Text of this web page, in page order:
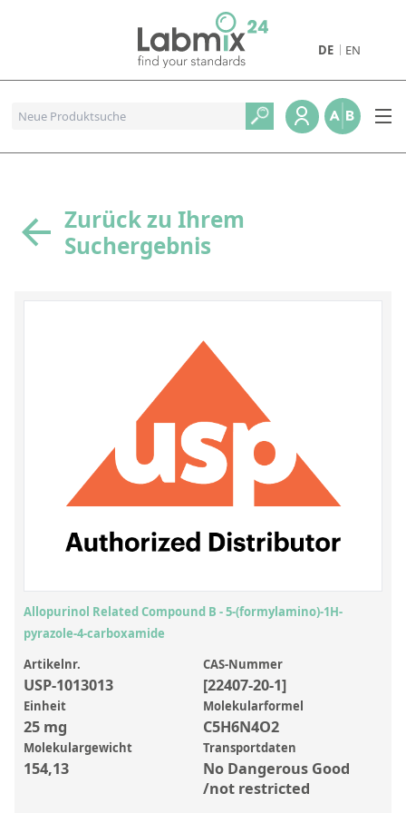
DE EN
Referenzstandards für die Industrie und Geologie
Referenzstandards für die Umweltanalytik
Referenzstandards für physikalische Eigenschaften
Organische Referenzstandards
Anorganische Referenzstandards
Laborvergleichsuntersuchungen (LVU/PT)
Laborbedarf und Verbrauchsmaterialien
Sonstige Standards
Übersicht: Kundenspezifische Standards
Anorganische wässrige Kundenmischungen
Organische Analyten | Rückstandsanalytik
Elementstandards in Öl
Metallstandards | Setting Up Samples (SUS)
Kundenspezifische Polymerstandards
Pharmazeutische und organische Kundensynthesen
Zurück zu Ihrem
Suchergebnis
Allopurinol Related Compound B - 5-(formylamino)-1H-
pyrazole-4-carboxamide
Artikelnr.
USP-1013013
CAS-Nummer
[22407-20-1]
Einheit
25 mg
Molekularformel
C5H6N4O2
Molekulargewicht
154,13
Transportdaten
No Dangerous Good
/not restricted